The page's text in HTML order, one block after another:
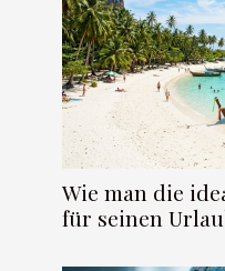
Wie man die
für seinen